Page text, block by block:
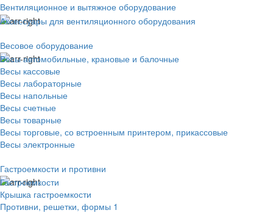
Вентиляционное и вытяжное оборудование
Аксессуары для вентиляционного оборудования
Весовое оборудование
Весы автомобильные, крановые и балочные
Весы кассовые
Весы лабораторные
Весы напольные
Весы счетные
Весы товарные
Весы торговые, со встроенным принтером, прикассовые
Весы электронные
Гастроемкости и противни
Гастроемкости
Крышка гастроемкости
Противни, решетки, формы 1